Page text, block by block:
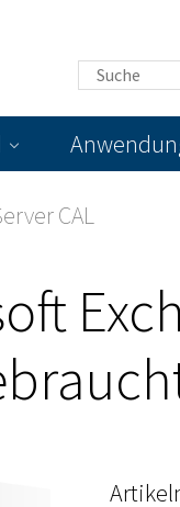
CAL